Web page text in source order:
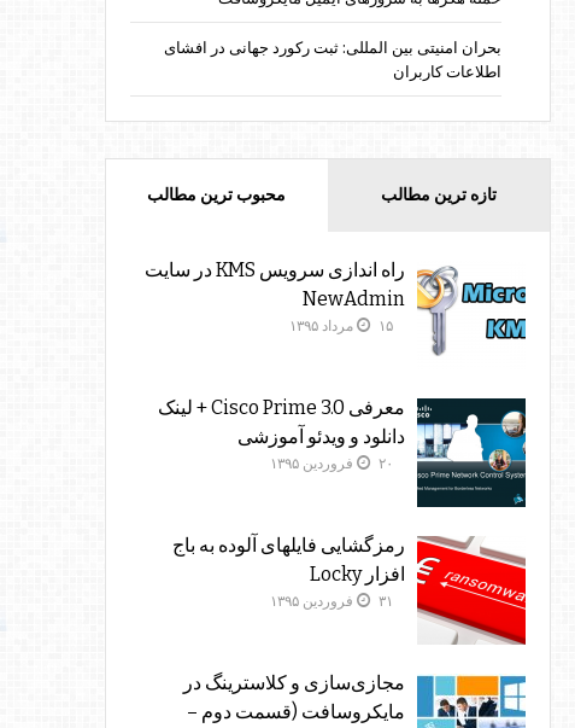
بحران امنیتی بین المللی: ثبت رکورد جهانی در افشای
اطلاعات کاربران
محبوب ترین مطالب تازه ترین مطالب
راه اندازی سرویس KMS در سایت
NewAdmin
۱۵ مرداد ۱۳۹۵
معرفی Cisco Prime 3.0 + لینک
دانلود و ویدئو آموزشی
۲۰ فروردین ۱۳۹۵
رمزگشایی فایلهای آلوده به باج
افزار Locky
۳۱ فروردین ۱۳۹۵
مجازی‌سازی و کلاسترینگ‌ در
مایکروسافت (قسمت دوم –